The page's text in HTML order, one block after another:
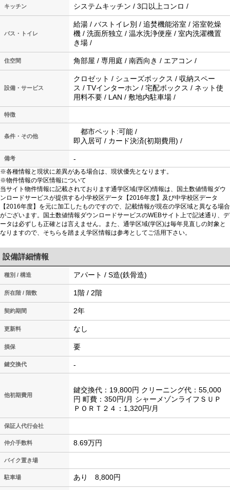
キッチン システムキッチン / 3口以上コンロ /
バス・トイレ
給湯 / バストイレ別 / 追焚機能浴室 / 浴室乾燥
機 / 洗面所独立 / 温水洗浄便座 / 室内洗濯機置
き場 /
住空間 角部屋 / 専用庭 / 南西向き / エアコン /
設備・サービス
クロゼット / シューズボックス / 収納スペー
ス / TVインターホン / 宅配ボックス / ネット使
用料不要 / LAN / 敷地内駐車場 /
特徴
条件・その他
都市ペット:可能 /
即入居可 / カード決済(初期費用) /
備考 -
※各種情報と現状に差異がある場合は、現状優先となります。
※物件情報の学区情報について
当サイト物件情報に記載されております通学区域(学区)情報は、国土数値情報ダウ
ンロードサービスが提供する小学校区データ【2016年度】及び中学校区データ
【2016年度】を元に加工したものですので、記載情報が現在の学区域と異なる場合
がございます。国土数値情報ダウンロードサービスのWEBサイト上で記述通り、デ
ータは必ずしも正確とは言えません。また、通学区域(学区)は毎年見直しの対象と
なりますので、そちらを踏まえ学区情報は参考としてご活用下さい。
設備詳細情報
種別 / 構造 アパート / S造(鉄骨造)
所在階 / 階数 1階 / 2階
契約期間 2年
更新料 なし
損保 要
鍵交換代 -
他初期費用
鍵交換代：19,800円 クリーニング代：55,000
円 町費：350円/月 シャーメゾンライフＳＵＰ
ＰＯＲＴ２４：1,320円/月
保証人代行会社
仲介手数料 8.69万円
バイク置き場
駐車場 あり 8,800円